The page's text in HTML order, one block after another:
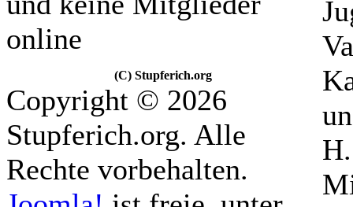
online
(C) Stupferich.org
Copyright © 2026
Stupferich.org. Alle
Rechte vorbehalten.